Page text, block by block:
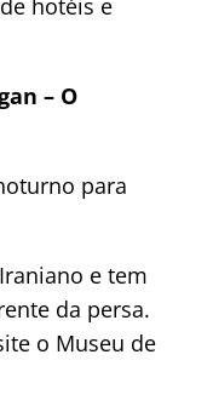
hotéis e
– O
para
e tem
da persa.
o Museu de